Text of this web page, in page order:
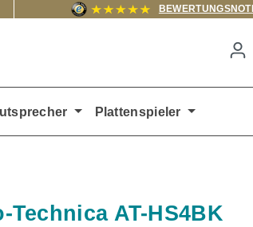
Plattenspieler
Technica AT-HS4BK